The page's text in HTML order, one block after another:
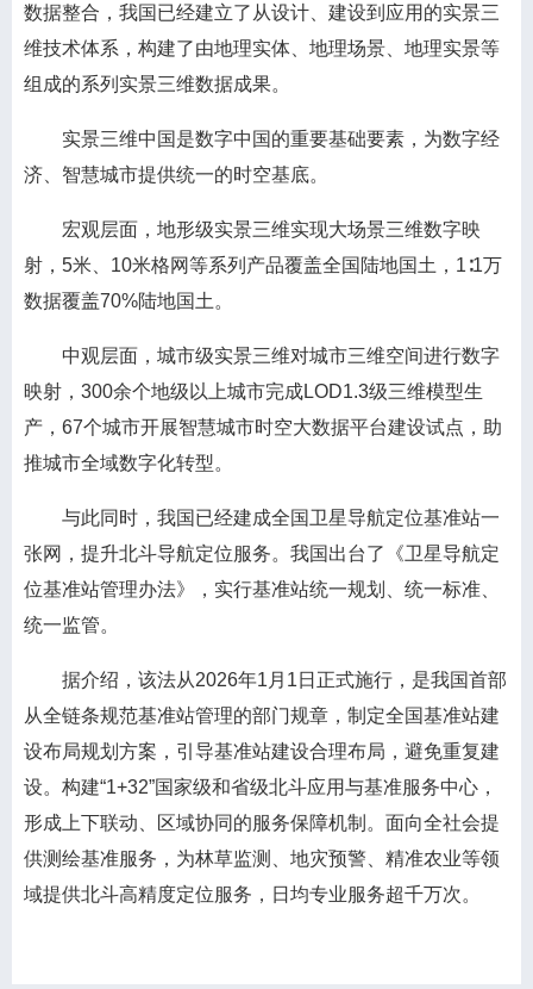
数据整合，我国已经建立了从设计、建设到应用的实景三
维技术体系，构建了由地理实体、地理场景、地理实景等
组成的系列实景三维数据成果。
实景三维中国是数字中国的重要基础要素，为数字经
济、智慧城市提供统一的时空基底。
宏观层面，地形级实景三维实现大场景三维数字映
射，5米、10米格网等系列产品覆盖全国陆地国土，1∶1万
数据覆盖70%陆地国土。
中观层面，城市级实景三维对城市三维空间进行数字
映射，300余个地级以上城市完成LOD1.3级三维模型生
产，67个城市开展智慧城市时空大数据平台建设试点，助
推城市全域数字化转型。
与此同时，我国已经建成全国卫星导航定位基准站一
张网，提升北斗导航定位服务。我国出台了《卫星导航定
位基准站管理办法》，实行基准站统一规划、统一标准、
统一监管。
据介绍，该法从2026年1月1日正式施行，是我国首部
从全链条规范基准站管理的部门规章，制定全国基准站建
设布局规划方案，引导基准站建设合理布局，避免重复建
设。构建“1+32”国家级和省级北斗应用与基准服务中心，
形成上下联动、区域协同的服务保障机制。面向全社会提
供测绘基准服务，为林草监测、地灾预警、精准农业等领
域提供北斗高精度定位服务，日均专业服务超千万次。